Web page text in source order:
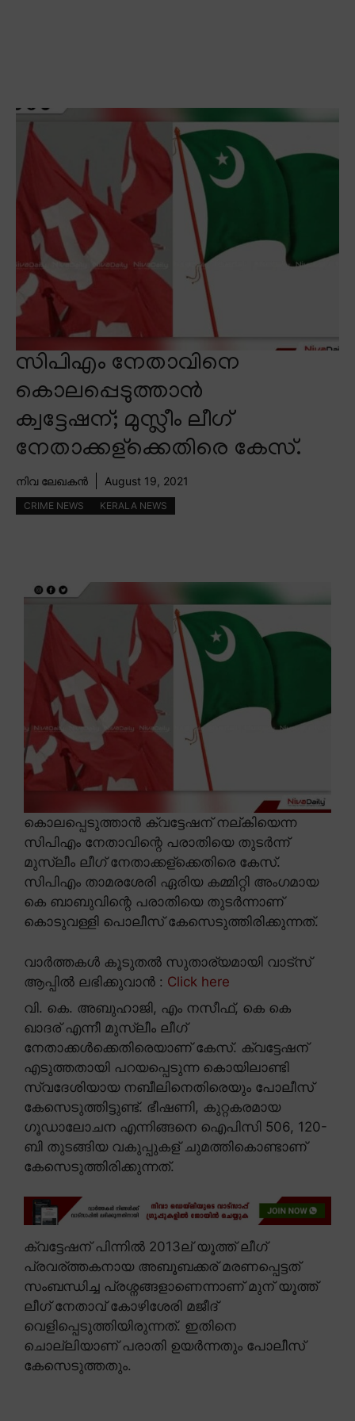
സിപിഎം നേതാവിനെ
കൊലപ്പെടുത്താൻ
ക്വട്ടേഷന്; മുസ്ലീം ലീഗ്
നേതാക്കള്ക്കെതിരെ കേസ്.
നിവ ലേഖകൻ August 19, 2021
CRIME NEWS KERALA NEWS
കൊലപ്പെടുത്താൻ ക്വട്ടേഷന് നല്കിയെന്ന
സിപിഎം നേതാവിന്റെ പരാതിയെ തുടർന്ന്
മുസ്ലീം ലീഗ് നേതാക്കള്ക്കെതിരെ കേസ്.
സിപിഎം താമരശേരി ഏരിയ കമ്മിറ്റി അംഗമായ
കെ ബാബുവിന്റെ പരാതിയെ തുടർന്നാണ്
കൊടുവള്ളി പൊലീസ് കേസെടുത്തിരിക്കുന്നത്.
വാർത്തകൾ കൂടുതൽ സുതാര്യമായി വാട്സ്
ആപ്പിൽ ലഭിക്കുവാൻ : Click here
വി. കെ. അബുഹാജി, എം നസീഫ്, കെ കെ
ഖാദര് എന്നീ മുസ്ലീം ലീഗ്
നേതാക്കൾക്കെതിരെയാണ് കേസ്. ക്വട്ടേഷന്
എടുത്തതായി പറയപ്പെടുന്ന കൊയിലാണ്ടി
സ്വദേശിയായ നബീലിനെതിരെയും പോലീസ്
കേസെടുത്തിട്ടുണ്ട്. ഭീഷണി, കുറ്റകരമായ
ഗൂഡാലോചന എന്നിങ്ങനെ ഐപിസി 506, 120-
ബി തുടങ്ങിയ വകുപ്പുകള് ചുമത്തികൊണ്ടാണ്
കേസെടുത്തിരിക്കുന്നത്.
ക്വട്ടേഷന് പിന്നിൽ 2013ല് യൂത്ത് ലീഗ്
പ്രവര്ത്തകനായ അബൂബക്കര് മരണപ്പെട്ടത്
സംബന്ധിച്ച പ്രശ്നങ്ങളാണെന്നാണ് മുന് യൂത്ത്
ലീഗ് നേതാവ് കോഴിശേരി മജീദ്
വെളിപ്പെടുത്തിയിരുന്നത്. ഇതിനെ
ചൊല്ലിയാണ് പരാതി ഉയർന്നതും പോലീസ്
കേസെടുത്തതും.